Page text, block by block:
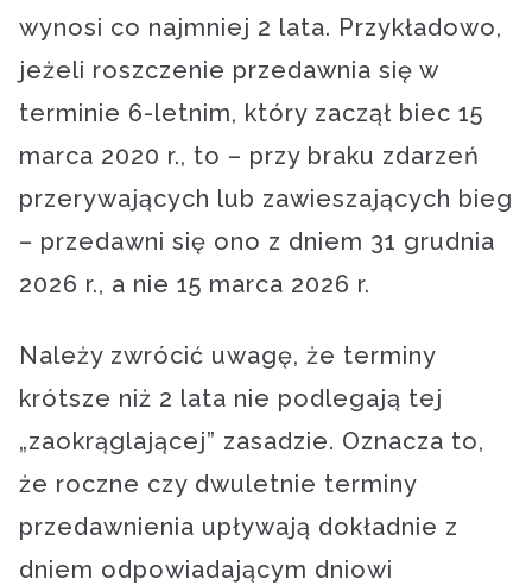
wynosi co najmniej 2 lata. Przykładowo,
jeżeli roszczenie przedawnia się w
terminie 6-letnim, który zaczął biec 15
marca 2020 r., to – przy braku zdarzeń
przerywających lub zawieszających bieg
– przedawni się ono z dniem 31 grudnia
2026 r., a nie 15 marca 2026 r.
Należy zwrócić uwagę, że terminy
krótsze niż 2 lata nie podlegają tej
„zaokrąglającej” zasadzie. Oznacza to,
że roczne czy dwuletnie terminy
przedawnienia upływają dokładnie z
dniem odpowiadającym dniowi